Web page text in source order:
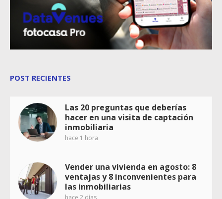
POST RECIENTES
Las 20 preguntas que deberías
hacer en una visita de captación
inmobiliaria
hace 1 hora
Vender una vivienda en agosto: 8
ventajas y 8 inconvenientes para
las inmobiliarias
hace 2 días